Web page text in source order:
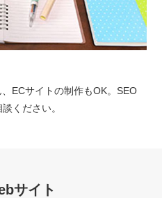
ECサイトの制作もOK。SEO
ください。
サイト